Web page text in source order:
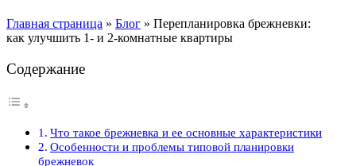
Главная страница » Блог » Перепланировка брежневки:
как улучшить 1- и 2-комнатные квартиры
Содержание
Что такое брежневка и ее основные характеристики
Особенности и проблемы типовой планировки
брежневок